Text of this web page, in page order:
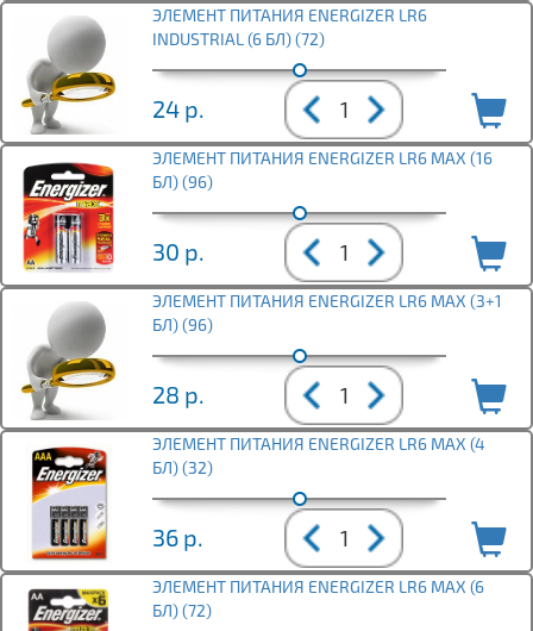
ЭЛЕМЕНТ ПИТАНИЯ ENERGIZER LR6
INDUSTRIAL (6 БЛ) (72)
24 р.
ЭЛЕМЕНТ ПИТАНИЯ ENERGIZER LR6 MAX (16
БЛ) (96)
30 р.
ЭЛЕМЕНТ ПИТАНИЯ ENERGIZER LR6 MAX (3+1
БЛ) (96)
28 р.
ЭЛЕМЕНТ ПИТАНИЯ ENERGIZER LR6 MAX (4
БЛ) (32)
36 р.
ЭЛЕМЕНТ ПИТАНИЯ ENERGIZER LR6 MAX (6
БЛ) (72)